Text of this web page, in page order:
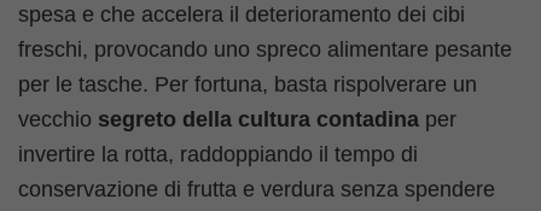
spesa e che accelera il deterioramento dei cibi
freschi, provocando uno spreco alimentare pesante
per le tasche. Per fortuna, basta rispolverare un
vecchio segreto della cultura contadina per
invertire la rotta, raddoppiando il tempo di
conservazione di frutta e verdura senza spendere